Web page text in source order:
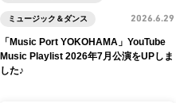
「Music Port YOKOHAMA」YouTube
Music Playlist 2026年7月公演をUPしま
した♪
ミュージック＆ダンス 2026.6.29